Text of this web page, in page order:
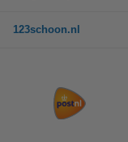
123schoon.nl